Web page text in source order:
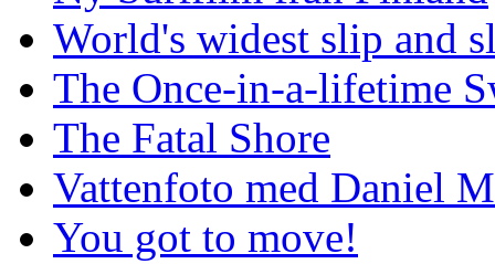
World's widest slip and
The Once-in-a-lifetime
The Fatal Shore
Vattenfoto med Daniel
You got to move!